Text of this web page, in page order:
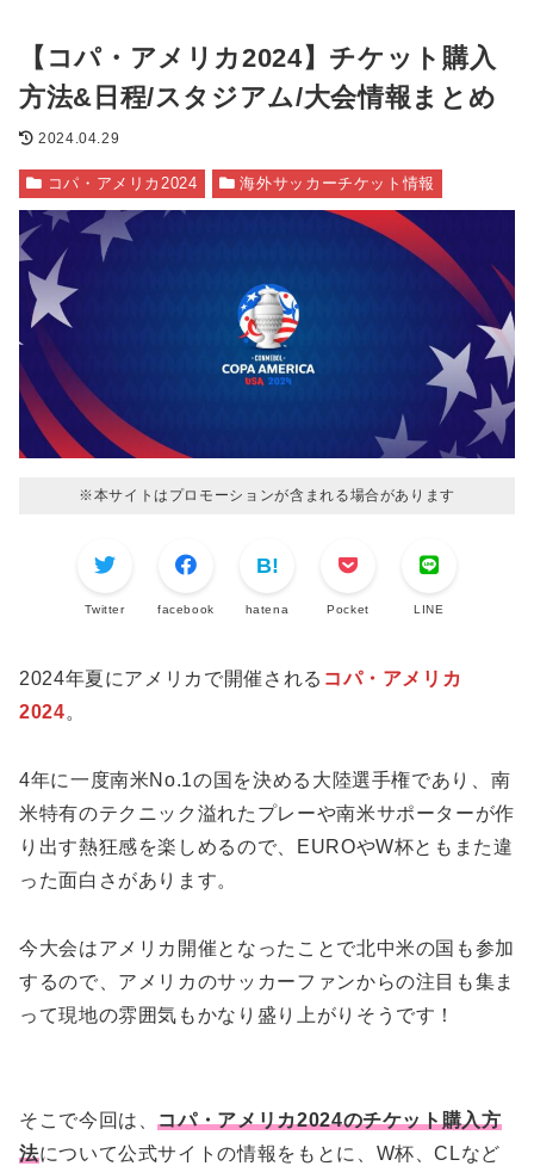
【コパ・アメリカ2024】チケット購入
方法&日程/スタジアム/大会情報まとめ
2024.04.29
コパ・アメリカ2024 海外サッカーチケット情報
※本サイトはプロモーションが含まれる場合があります
Twitter facebook hatena Pocket LINE
2024年夏にアメリカで開催される コパ・アメリカ
2024。
4年に一度南米No.1の国を決める大陸選手権であり、南
米特有のテクニック溢れたプレーや南米サポーターが作
り出す熱狂感を楽しめるので、EUROやW杯ともまた違
った面白さがあります。
今大会はアメリカ開催となったことで北中米の国も参加
するので、アメリカのサッカーファンからの注目も集ま
って現地の雰囲気もかなり盛り上がりそうです！
そこで今回は、コパ・アメリカ2024のチケット購入方
法について公式サイトの情報をもとに、W杯、CLなど